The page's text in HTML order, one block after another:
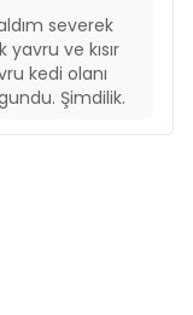
severek
ve kısır
kedi olanı
Şimdilik.